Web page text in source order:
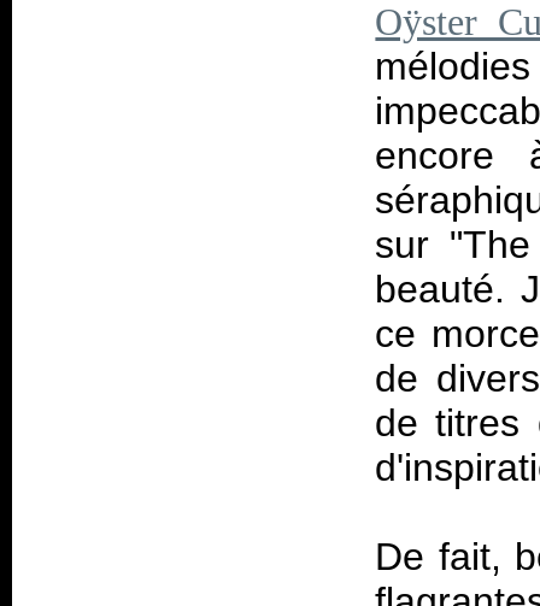
Oÿster
sur
beauté.
ce
de
de titres
De fait,